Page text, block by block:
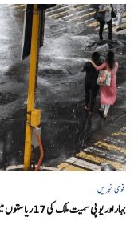
قومی خبریں
بہار اور یو پی سمیت ملک کی 17ریاستوں میں بارش کا امکان